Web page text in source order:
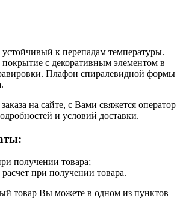
устойчивый к перепадам температуры.
с декоративным элементом в
Плафон спиралевидной формы
на сайте, с Вами свяжется оператор
и условий доставки.
получении товара;
при получении товара.
товар Вы можете в одном из пунктов